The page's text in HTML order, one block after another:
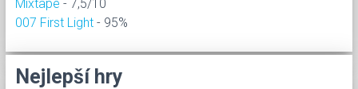
Mixtape - 7,5/10
007 First Light - 95%
Nejlepší hry